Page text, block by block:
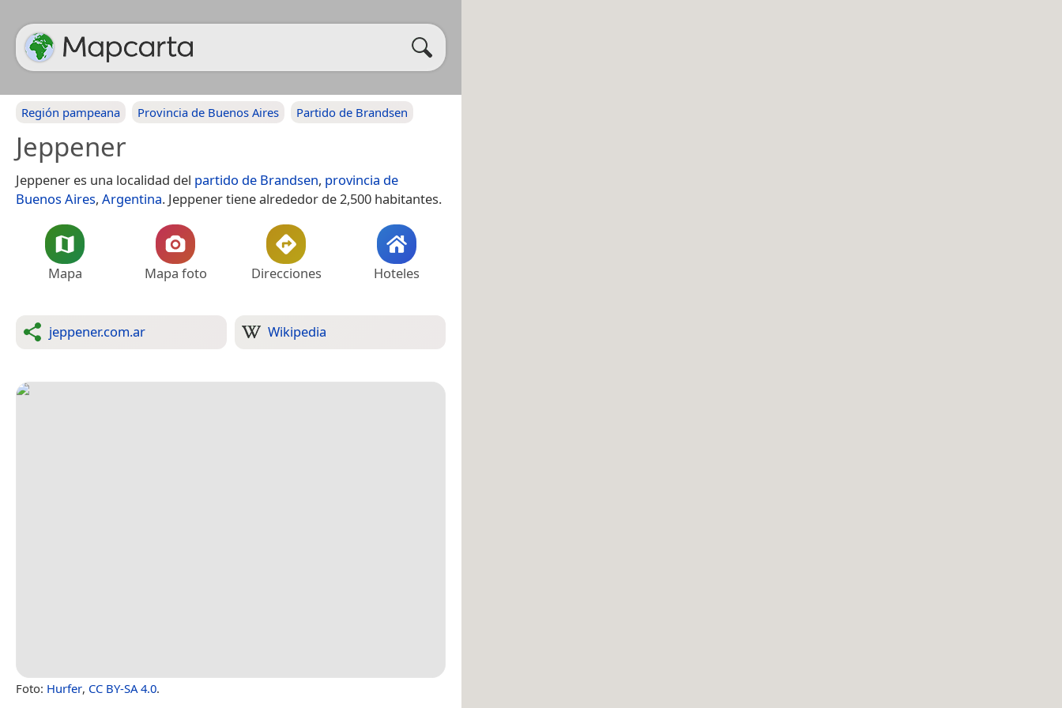
Región pampeana Provincia de Buenos Aires Partido de Brandsen
Jeppener
Jeppener es una localidad del partido de Brandsen, provincia de
Buenos Aires, Argentina. Jeppener tiene alrededor de 2,500 habitantes.
Mapa Mapa foto Direcciones Hoteles
jeppener.com.ar Wikipedia
Foto: Hurfer, CC BY-SA 4.0.